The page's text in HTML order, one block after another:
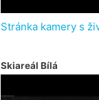
Stránka kamery s
Skiareál Bílá